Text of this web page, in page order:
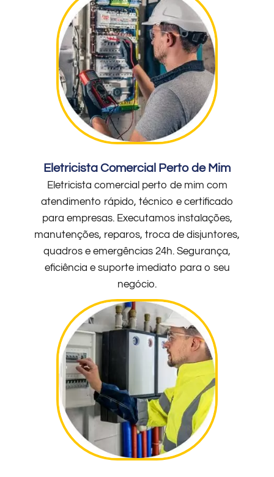
Eletricista Comercial Perto de Mim
Eletricista comercial perto de mim com
atendimento rápido, técnico e certificado
para empresas. Executamos instalações,
manutenções, reparos, troca de disjuntores,
quadros e emergências 24h. Segurança,
eficiência e suporte imediato para o seu
negócio.